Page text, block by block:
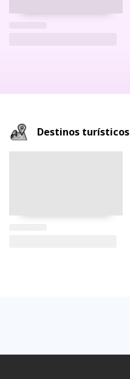
Destinos turísticos